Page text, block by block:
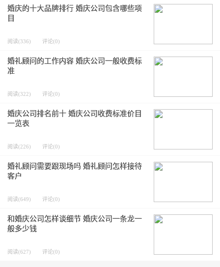
婚庆的十大品牌排行 婚庆公司包含哪些项
目
阅读(336) 评论(0)
婚礼顾问的工作内容 婚庆公司一般收费标
准
阅读(322) 评论(0)
婚庆公司排名前十 婚庆公司收费标准价目
一览表
阅读(226) 评论(0)
婚礼顾问需要跟现场吗 婚礼顾问怎样接待
客户
阅读(649) 评论(0)
和婚庆公司怎样谈细节 婚庆公司一条龙一
般多少钱
阅读(627) 评论(0)